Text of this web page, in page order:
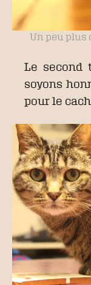
Un peu plus
Le second
soyons
pour le